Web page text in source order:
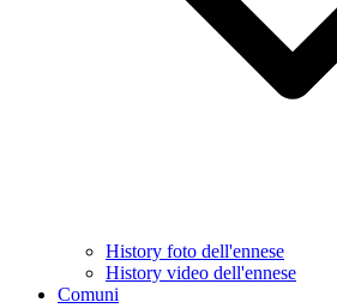
History foto dell'ennese
History video dell'ennese
Comuni